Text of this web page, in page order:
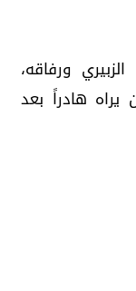
ورفاقه،
هادراً بعد